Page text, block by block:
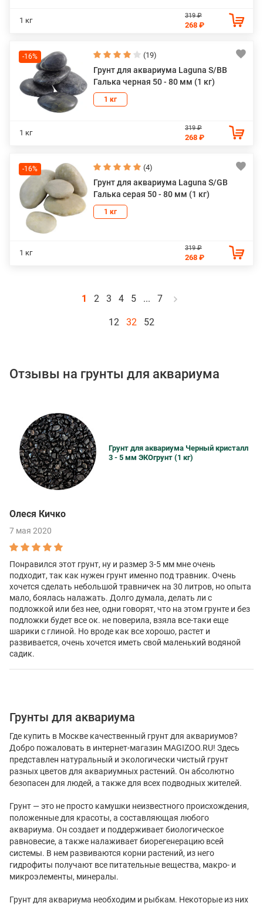
1 кг
319 ₽
268 ₽
-16% (19)
Грунт для аквариума Laguna S/BВ
Галька черная 50 - 80 мм (1 кг)
1 кг
1 кг
319 ₽
268 ₽
-16% (4)
Грунт для аквариума Laguna S/GB
Галька серая 50 - 80 мм (1 кг)
1 кг
1 кг
319 ₽
268 ₽
1 2 3 4 5 ... 7
12 32 52
Отзывы на грунты для аквариума
Грунт для аквариума Черный кристалл
3 - 5 мм ЭКОгрунт (1 кг)
Олеся Кичко
7 мая 2020
Понравился этот грунт, ну и размер 3-5 мм мне очень
подходит, так как нужен грунт именно под травник. Очень
хочется сделать небольшой травничек на 30 литров, но опыта
мало, боялась налажать. Долго думала, делать ли с
подложкой или без нее, одни говорят, что на этом грунте и без
подложки будет все ок. не поверила, взяла все-таки еще
шарики с глиной. Но вроде как все хорошо, растет и
развивается, очень хочется иметь свой маленький водяной
садик.
Грунты для аквариума
Где купить в Москве качественный грунт для аквариумов?
Добро пожаловать в интернет-магазин MAGIZOO.RU! Здесь
представлен натуральный и экологически чистый грунт
разных цветов для аквариумных растений. Он абсолютно
безопасен для людей, а также для всех подводных жителей.
Грунт — это не просто камушки неизвестного происхождения,
положенные для красоты, а составляющая любого
аквариума. Он создает и поддерживает биологическое
равновесие, а также налаживает биорегенерацию всей
системы. В нем развиваются корни растений, из него
гидрофиты получают все питательные вещества, макро- и
микроэлементы, минералы.
Грунт для аквариума необходим и рыбкам. Некоторые из них